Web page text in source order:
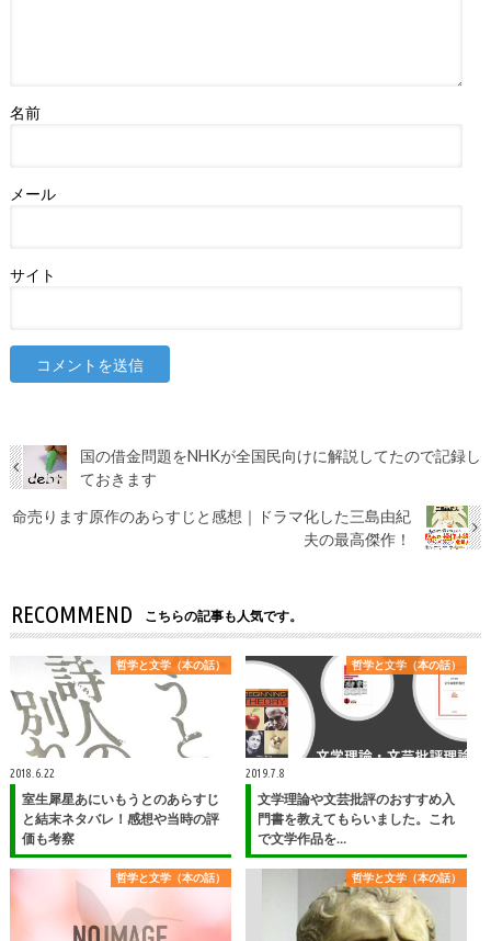
名前
メール
サイト
国の借金問題をNHKが全国民向けに解説してたので記録し
ておきます
命売ります原作のあらすじと感想｜ドラマ化した三島由紀
夫の最高傑作！
RECOMMEND こちらの記事も人気です。
哲学と文学（本の話）
2018.6.22
室生犀星あにいもうとのあらすじ
と結末ネタバレ！感想や当時の評
価も考察
哲学と文学（本の話）
2019.7.8
文学理論や文芸批評のおすすめ入
門書を教えてもらいました。これ
で文学作品を…
哲学と文学（本の話） 哲学と文学（本の話）